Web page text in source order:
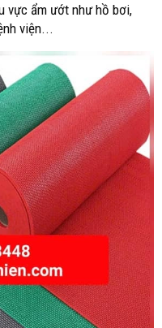
vực ẩm ướt như hồ bơi,
viện...